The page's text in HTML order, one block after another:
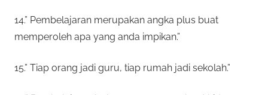
14.” Pembelajaran merupakan angka plus buat
memperoleh apa yang anda impikan.”
15.” Tiap orang jadi guru, tiap rumah jadi sekolah.”